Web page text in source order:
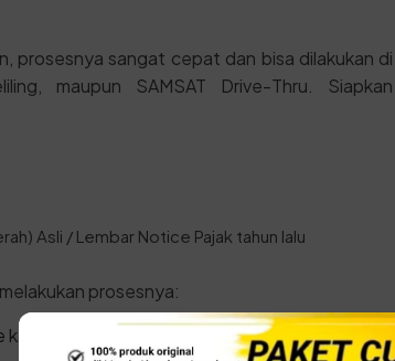
prosesnya sangat cepat dan bisa dilakukan di
maupun SAMSAT Drive-Thru. Siapkan
Asli / Lembar Notice Pajak tahun lalu
prosesnya:
SAMSAT terdekat.